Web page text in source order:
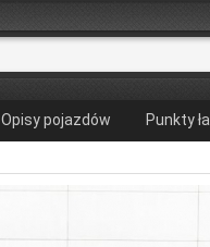
Opisy pojazdów Punkty